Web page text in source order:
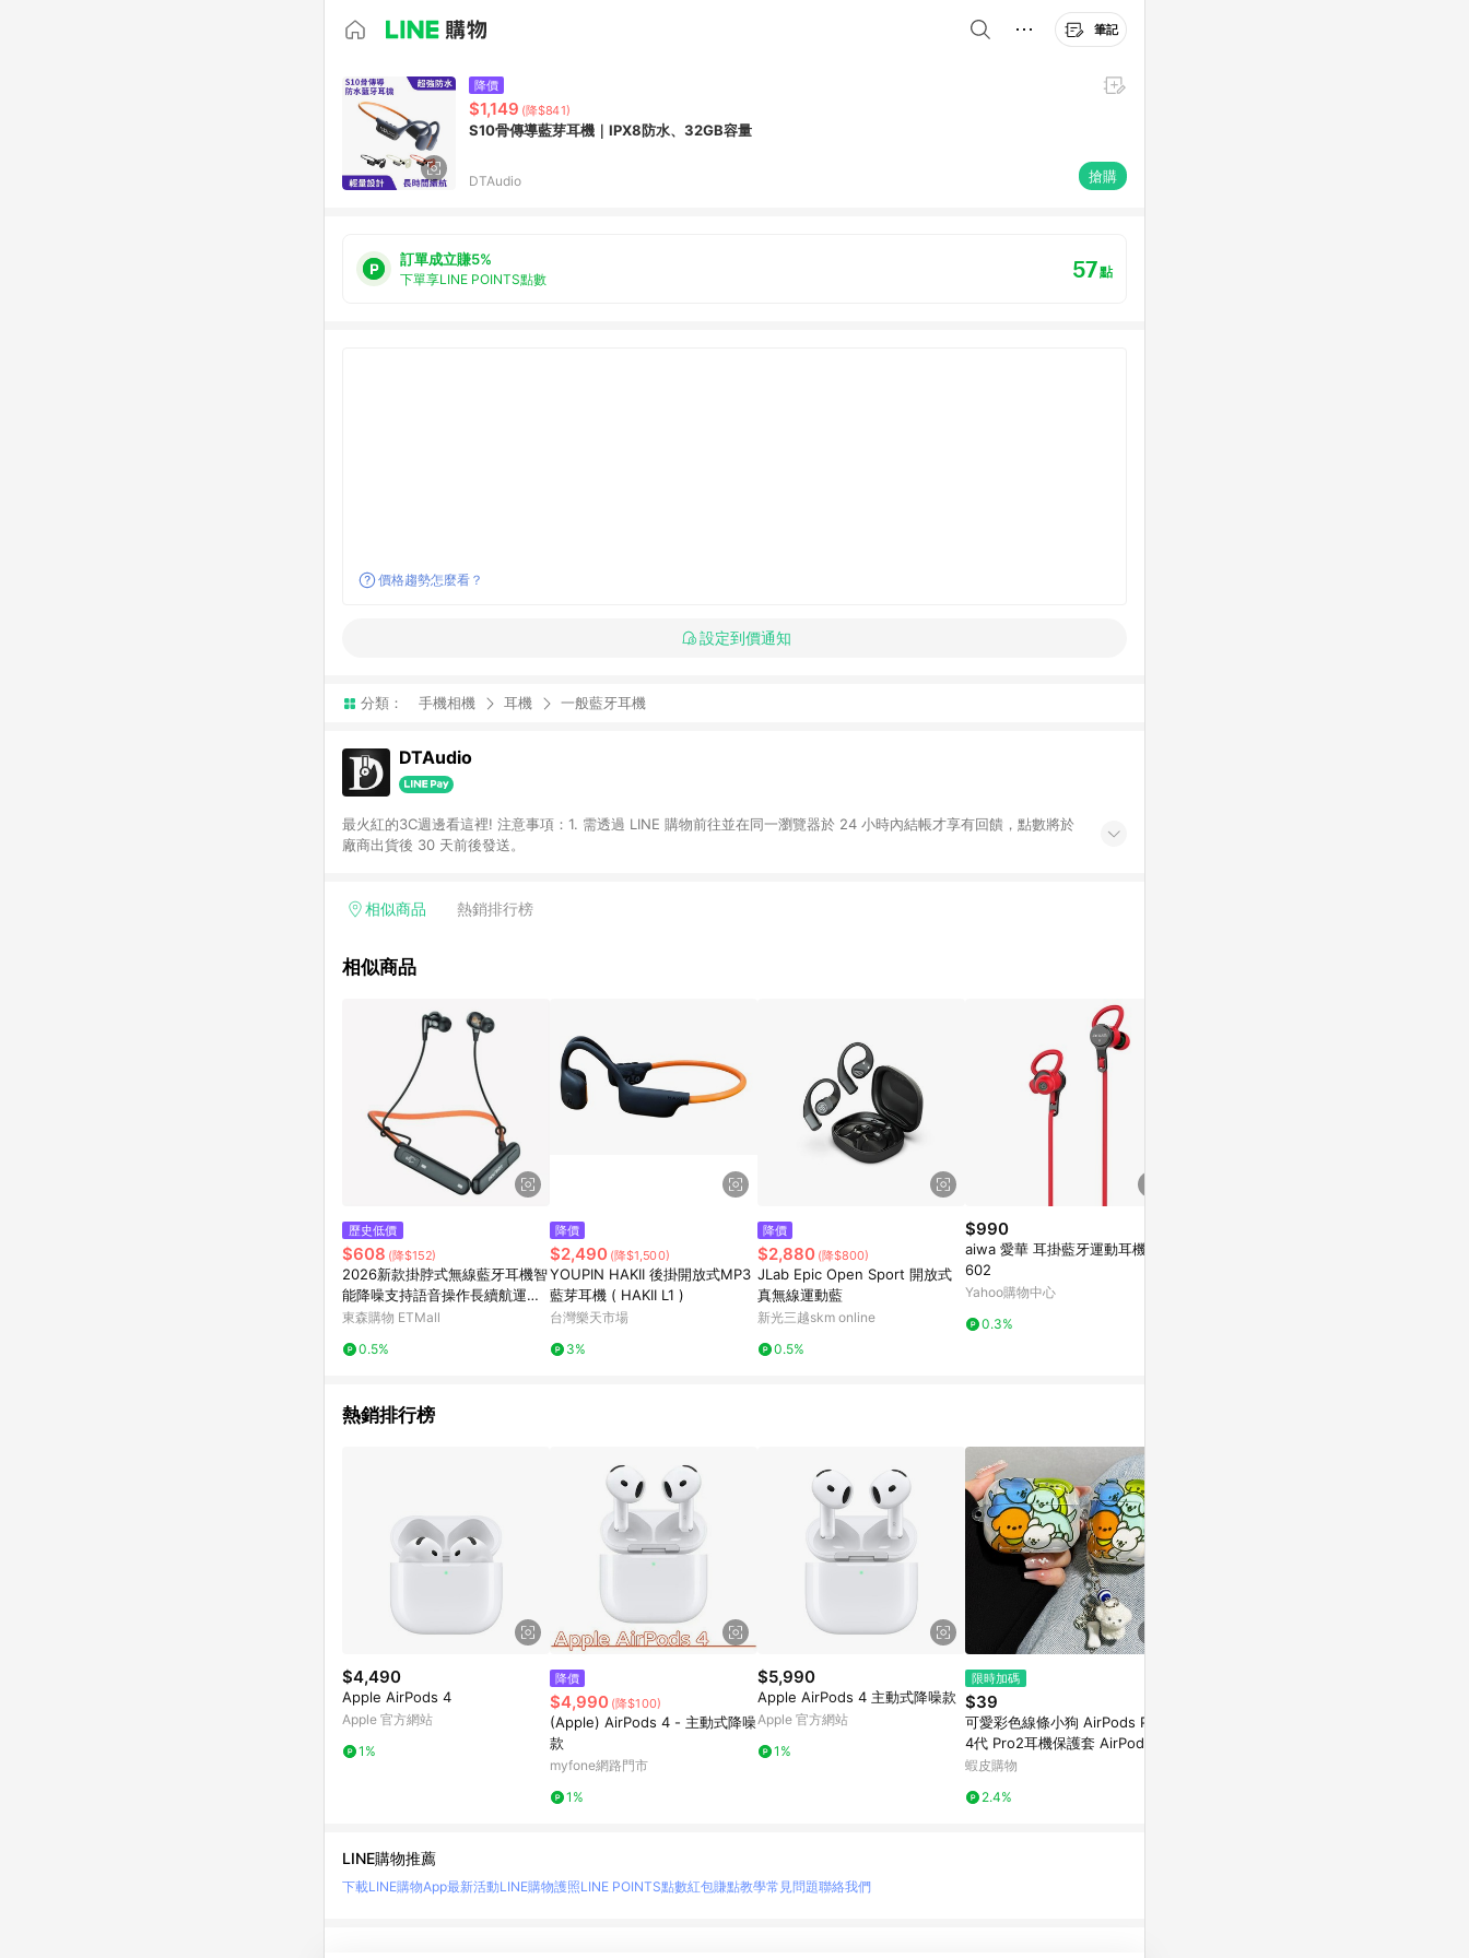
筆記
降價
$1,149 (降$841)
S10骨傳導藍芽耳機｜IPX8防水、32GB容量
DTAudio 搶購
訂單成立賺5%
下單享LINE POINTS點數 57點
價格趨勢怎麼看？
設定到價通知
分類： 手機相機 耳機 一般藍牙耳機
DTAudio
最火紅的3C週邊看這裡! 注意事項：1. 需透過 LINE 購物前往並在同一瀏覽器於 24 小時內結帳才享有回饋，點數將於
廠商出貨後 30 天前後發送。
相似商品 熱銷排行榜
相似商品
歷史低價
$608 (降$152)
2026新款掛脖式無線藍牙耳機智
能降噪支持語音操作長續航運動
耳機
東森購物 ETMall
0.5%
降價
$2,490 (降$1,500)
YOUPIN HAKII 後掛開放式MP3
藍芽耳機 ( HAKII L1 )
台灣樂天市場
3%
降價
$2,880 (降$800)
JLab Epic Open Sport 開放式
真無線運動藍
新光三越skm online
0.5%
$990
aiwa 愛華 耳掛藍牙運動耳機 EB
602
Yahoo購物中心
0.3%
熱銷排行榜
$4,490
Apple AirPods 4
Apple 官方網站
1%
降價
$4,990 (降$100)
(Apple) AirPods 4 - 主動式降噪
款
myfone網路門市
1%
$5,990
Apple AirPods 4 主動式降噪款
Apple 官方網站
1%
限時加碼
$39
可愛彩色線條小狗 AirPods Pro3
4代 Pro2耳機保護套 AirPods 3
代 2代蘋果 耳機殼 藍芽耳機套
蝦皮購物
2.4%
LINE購物推薦
下載LINE購物App最新活動LINE購物護照LINE POINTS點數紅包賺點教學常見問題聯絡我們